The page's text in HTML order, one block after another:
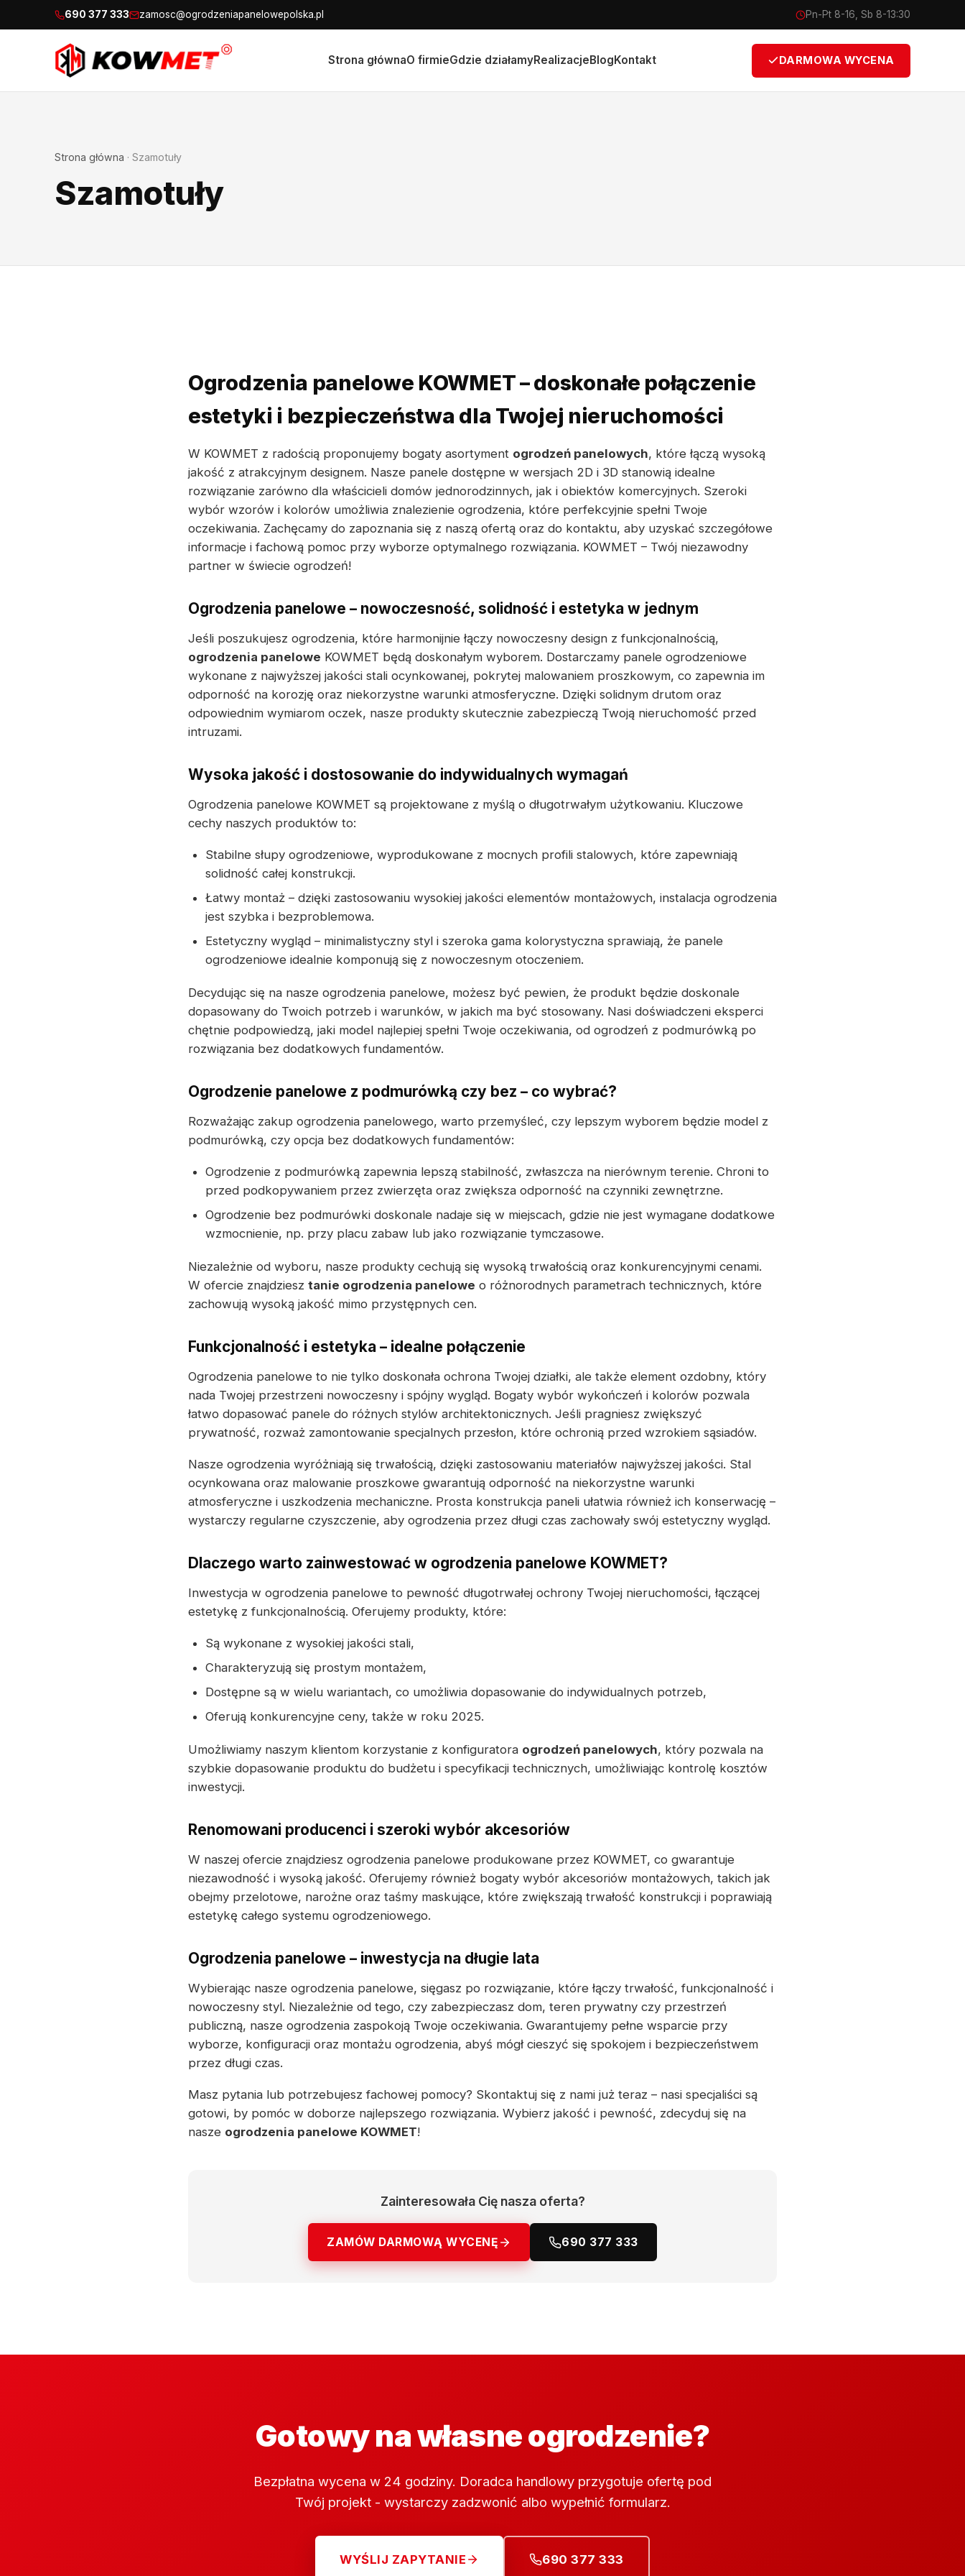
690 377 333 zamosc@ogrodzeniapanelowepolska.pl Pn-Pt 8-16, Sb 8-13:30
Strona głównaO firmieGdzie działamyRealizacjeBlogKontakt DARMOWA WYCENA
Strona główna · Szamotuły
Szamotuły
Ogrodzenia panelowe KOWMET – doskonałe połączenie
estetyki i bezpieczeństwa dla Twojej nieruchomości
W KOWMET z radością proponujemy bogaty asortyment ogrodzeń panelowych, które łączą wysoką
jakość z atrakcyjnym designem. Nasze panele dostępne w wersjach 2D i 3D stanowią idealne
rozwiązanie zarówno dla właścicieli domów jednorodzinnych, jak i obiektów komercyjnych. Szeroki
wybór wzorów i kolorów umożliwia znalezienie ogrodzenia, które perfekcyjnie spełni Twoje
oczekiwania. Zachęcamy do zapoznania się z naszą ofertą oraz do kontaktu, aby uzyskać szczegółowe
informacje i fachową pomoc przy wyborze optymalnego rozwiązania. KOWMET – Twój niezawodny
partner w świecie ogrodzeń!
Ogrodzenia panelowe – nowoczesność, solidność i estetyka w jednym
Jeśli poszukujesz ogrodzenia, które harmonijnie łączy nowoczesny design z funkcjonalnością,
ogrodzenia panelowe KOWMET będą doskonałym wyborem. Dostarczamy panele ogrodzeniowe
wykonane z najwyższej jakości stali ocynkowanej, pokrytej malowaniem proszkowym, co zapewnia im
odporność na korozję oraz niekorzystne warunki atmosferyczne. Dzięki solidnym drutom oraz
odpowiednim wymiarom oczek, nasze produkty skutecznie zabezpieczą Twoją nieruchomość przed
intruzami.
Wysoka jakość i dostosowanie do indywidualnych wymagań
Ogrodzenia panelowe KOWMET są projektowane z myślą o długotrwałym użytkowaniu. Kluczowe
cechy naszych produktów to:
Stabilne słupy ogrodzeniowe, wyprodukowane z mocnych profili stalowych, które zapewniają
solidność całej konstrukcji.
Łatwy montaż – dzięki zastosowaniu wysokiej jakości elementów montażowych, instalacja ogrodzenia
jest szybka i bezproblemowa.
Estetyczny wygląd – minimalistyczny styl i szeroka gama kolorystyczna sprawiają, że panele
ogrodzeniowe idealnie komponują się z nowoczesnym otoczeniem.
Decydując się na nasze ogrodzenia panelowe, możesz być pewien, że produkt będzie doskonale
dopasowany do Twoich potrzeb i warunków, w jakich ma być stosowany. Nasi doświadczeni eksperci
chętnie podpowiedzą, jaki model najlepiej spełni Twoje oczekiwania, od ogrodzeń z podmurówką po
rozwiązania bez dodatkowych fundamentów.
Ogrodzenie panelowe z podmurówką czy bez – co wybrać?
Rozważając zakup ogrodzenia panelowego, warto przemyśleć, czy lepszym wyborem będzie model z
podmurówką, czy opcja bez dodatkowych fundamentów:
Ogrodzenie z podmurówką zapewnia lepszą stabilność, zwłaszcza na nierównym terenie. Chroni to
przed podkopywaniem przez zwierzęta oraz zwiększa odporność na czynniki zewnętrzne.
Ogrodzenie bez podmurówki doskonale nadaje się w miejscach, gdzie nie jest wymagane dodatkowe
wzmocnienie, np. przy placu zabaw lub jako rozwiązanie tymczasowe.
Niezależnie od wyboru, nasze produkty cechują się wysoką trwałością oraz konkurencyjnymi cenami.
W ofercie znajdziesz tanie ogrodzenia panelowe o różnorodnych parametrach technicznych, które
zachowują wysoką jakość mimo przystępnych cen.
Funkcjonalność i estetyka – idealne połączenie
Ogrodzenia panelowe to nie tylko doskonała ochrona Twojej działki, ale także element ozdobny, który
nada Twojej przestrzeni nowoczesny i spójny wygląd. Bogaty wybór wykończeń i kolorów pozwala
łatwo dopasować panele do różnych stylów architektonicznych. Jeśli pragniesz zwiększyć
prywatność, rozważ zamontowanie specjalnych przesłon, które ochronią przed wzrokiem sąsiadów.
Nasze ogrodzenia wyróżniają się trwałością, dzięki zastosowaniu materiałów najwyższej jakości. Stal
ocynkowana oraz malowanie proszkowe gwarantują odporność na niekorzystne warunki
atmosferyczne i uszkodzenia mechaniczne. Prosta konstrukcja paneli ułatwia również ich konserwację –
wystarczy regularne czyszczenie, aby ogrodzenia przez długi czas zachowały swój estetyczny wygląd.
Dlaczego warto zainwestować w ogrodzenia panelowe KOWMET?
Inwestycja w ogrodzenia panelowe to pewność długotrwałej ochrony Twojej nieruchomości, łączącej
estetykę z funkcjonalnością. Oferujemy produkty, które:
Są wykonane z wysokiej jakości stali,
Charakteryzują się prostym montażem,
Dostępne są w wielu wariantach, co umożliwia dopasowanie do indywidualnych potrzeb,
Oferują konkurencyjne ceny, także w roku 2025.
Umożliwiamy naszym klientom korzystanie z konfiguratora ogrodzeń panelowych, który pozwala na
szybkie dopasowanie produktu do budżetu i specyfikacji technicznych, umożliwiając kontrolę kosztów
inwestycji.
Renomowani producenci i szeroki wybór akcesoriów
W naszej ofercie znajdziesz ogrodzenia panelowe produkowane przez KOWMET, co gwarantuje
niezawodność i wysoką jakość. Oferujemy również bogaty wybór akcesoriów montażowych, takich jak
obejmy przelotowe, narożne oraz taśmy maskujące, które zwiększają trwałość konstrukcji i poprawiają
estetykę całego systemu ogrodzeniowego.
Ogrodzenia panelowe – inwestycja na długie lata
Wybierając nasze ogrodzenia panelowe, sięgasz po rozwiązanie, które łączy trwałość, funkcjonalność i
nowoczesny styl. Niezależnie od tego, czy zabezpieczasz dom, teren prywatny czy przestrzeń
publiczną, nasze ogrodzenia zaspokoją Twoje oczekiwania. Gwarantujemy pełne wsparcie przy
wyborze, konfiguracji oraz montażu ogrodzenia, abyś mógł cieszyć się spokojem i bezpieczeństwem
przez długi czas.
Masz pytania lub potrzebujesz fachowej pomocy? Skontaktuj się z nami już teraz – nasi specjaliści są
gotowi, by pomóc w doborze najlepszego rozwiązania. Wybierz jakość i pewność, zdecyduj się na
nasze ogrodzenia panelowe KOWMET!
Zainteresowała Cię nasza oferta?
ZAMÓW DARMOWĄ WYCENĘ 690 377 333
Gotowy na własne ogrodzenie?
Bezpłatna wycena w 24 godziny. Doradca handlowy przygotuje ofertę pod
Twój projekt - wystarczy zadzwonić albo wypełnić formularz.
WYŚLIJ ZAPYTANIE 690 377 333